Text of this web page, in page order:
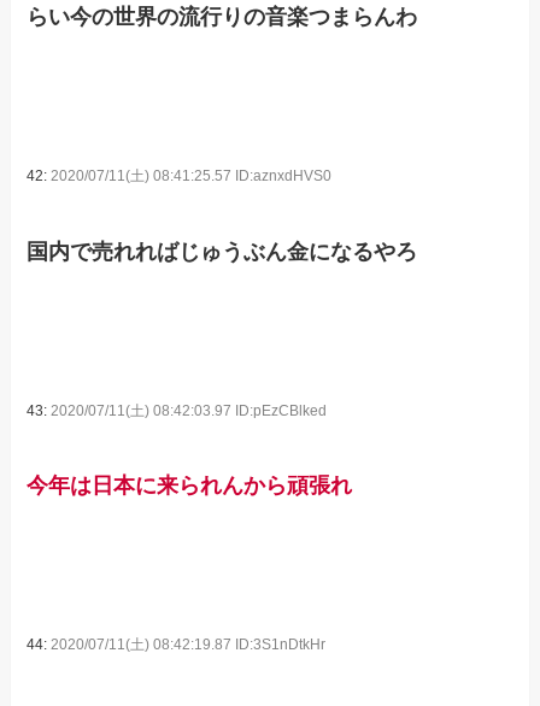
らい今の世界の流行りの音楽つまらんわ
42:2020/07/11(土) 08:41:25.57 ID:aznxdHVS0
国内で売れればじゅうぶん金になるやろ
43: 2020/07/11(土) 08:42:03.97 ID:pEzCBlked
今年は日本に来られんから頑張れ
44:2020/07/11(土) 08:42:19.87 ID:3S1nDtkHr